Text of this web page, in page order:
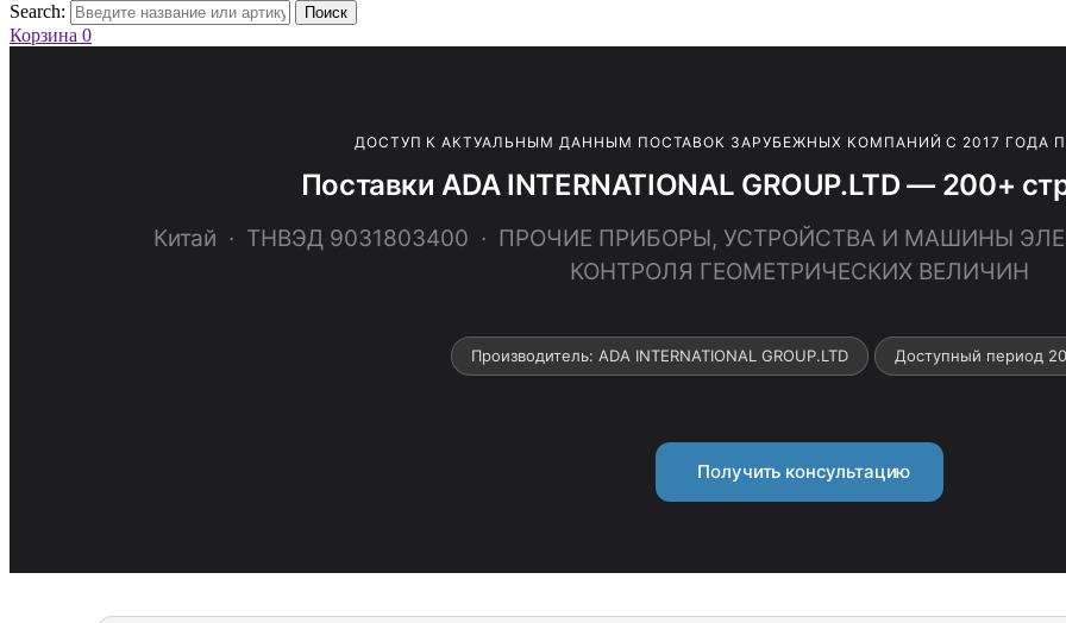
Search:
Поиск
Корзина 0
ДОСТУП К АКТУАЛЬНЫМ ДАННЫМ ПОСТАВОК ЗАРУБЕЖНЫХ КОМПАНИЙ С 2017 ГОДА
Поставки ADA INTERNATIONAL GROUP.LTD — 200+
Китай · ТНВЭД 9031803400 · ПРОЧИЕ ПРИБОРЫ, УСТРОЙСТВА И МАШИНЫ
КОНТРОЛЯ ГЕОМЕТРИЧЕСКИХ ВЕЛИЧИН
Производитель: ADA INTERNATIONAL GROUP.LTD Доступный период
Получить консультацию